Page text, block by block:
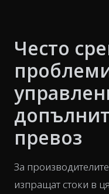
Често
превоз
За
изпращат стоки в